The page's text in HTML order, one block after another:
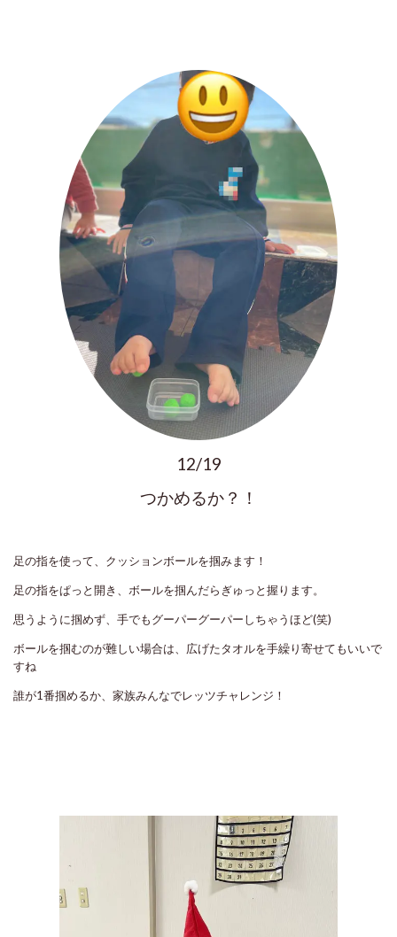
12/19
つかめるか？！
足の指を使って、クッションボールを掴みます！
足の指をぱっと開き、ボールを掴んだらぎゅっと握ります。
思うように掴めず、手でもグーパーグーパーしちゃうほど(笑)
ボールを掴むのが難しい場合は、広げたタオルを手繰り寄せてもいいで
すね
誰が1番掴めるか、家族みんなでレッツチャレンジ！